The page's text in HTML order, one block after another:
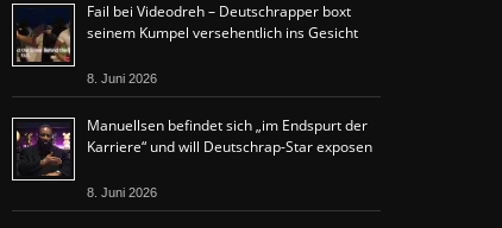
Fail bei Videodreh – Deutschrapper boxt
seinem Kumpel versehentlich ins Gesicht
8. Juni 2026
Manuellsen befindet sich „im Endspurt der
Karriere“ und will Deutschrap-Star exposen
8. Juni 2026